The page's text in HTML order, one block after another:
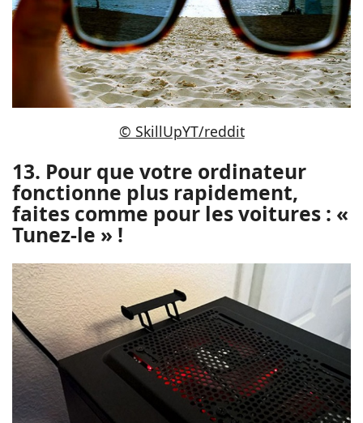
© SkillUpYT/reddit
13. Pour que votre ordinateur
fonctionne plus rapidement,
faites comme pour les voitures : «
Tunez-le » !